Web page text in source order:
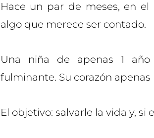
Hace un par de meses, en
algo que merece ser contado.
Una niña de apenas 1
fulminante. Su corazón apenas
El objetivo: salvarle la vida y,